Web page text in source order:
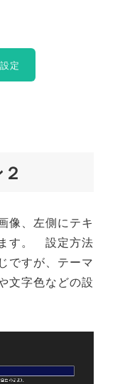
定
像、左側にテキ
す。 設定方法
ですが、テーマ
文字色などの設